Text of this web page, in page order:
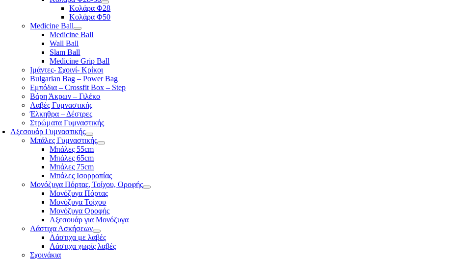
Κολάρα Φ28
Κολάρα Φ50
Medicine Ball
Medicine Ball
Wall Ball
Slam Ball
Medicine Grip Ball
Ιμάντες- Σχοινί- Κρίκοι
Bulgarian Bag – Power Bag
Εμπόδια – Crossfit Box – Step
Βάρη Άκρων – Γιλέκο
Λαβές Γυμναστικής
Έλκηθρα – Δέστρες
Στρώματα Γυμναστικής
Αξεσουάρ Γυμναστικής
Μπάλες Γυμναστικής
Μπάλες 55cm
Μπάλες 65cm
Μπάλες 75cm
Μπάλες Ισορροπίας
Μονόζυγα Πόρτας, Τοίχου, Οροφής
Μονόζυγα Πόρτας
Μονόζυγα Τοίχου
Μονόζυγα Οροφής
Αξεσουάρ για Μονόζυγα
Λάστιχα Ασκήσεων
Λάστιχα με λαβές
Λάστιχα χωρίς λαβές
Σχοινάκια